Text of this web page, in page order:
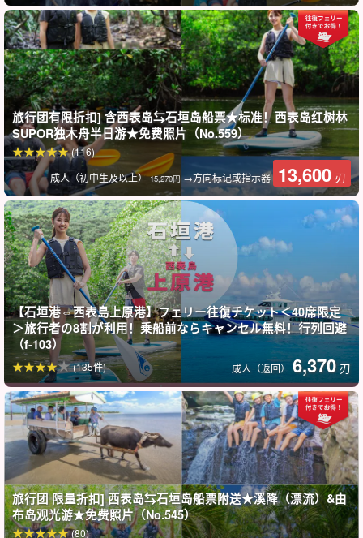
包括一顿与大自然亲密接触的愉快午餐。
抵达桑加拉瀑布后，导游会在瀑布上为您准备一顿特别的午餐！
该计划包括您乘坐独木舟的照片和视频录制、瀑布纪念照、动植物
照片等（您将收到一张拍摄光盘）。(照片内容将以光盘形式呈
现）。
旅行团有限折扣] 含西表岛⇆石垣岛船票★标准！西表岛红树林
SUPOR独木舟半日游★免费照片（No.559）
成人（初中生及以上）15,270円→方向标记或指示器 13,600 刃
(116)
【石垣港⇔西表島上原港】フェリー往復チケット＜40席限定
＞旅行者の8割が利用！乗船前ならキャンセル無料！行列回避
（f-103）
成人（返回） 6,370 刃
(135件)
旅行团 限量折扣] 西表岛⇆石垣岛船票附送★溪降（漂流）&由
布岛观光游★免费照片（No.545）
(80)